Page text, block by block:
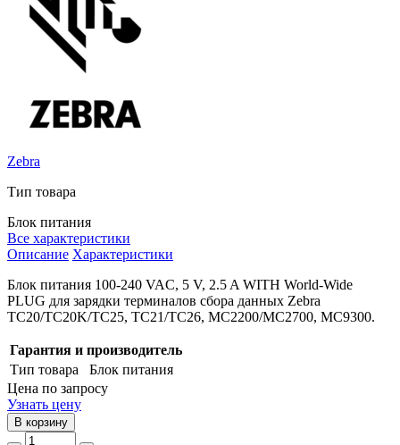
Zebra
Тип товара
Блок питания
Все характеристики
Описание Характеристики
Блок питания 100-240 VAC, 5 V, 2.5 A WITH World-Wide
PLUG для зарядки терминалов сбора данных Zebra
TC20/TC20K/TC25, TC21/TC26, MC2200/MC2700, MC9300.
Гарантия и производитель
Тип товара
Блок питания
Цена по запросу
Узнать цену
В корзину